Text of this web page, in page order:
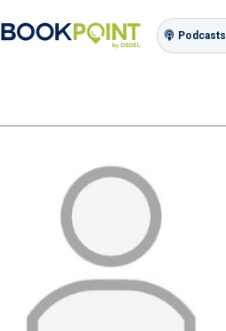
Podcasts